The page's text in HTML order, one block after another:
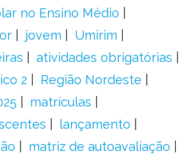
no Ensino Médio
jovem
Umirim
atividades obrigatórias
2
Região Nordeste
matrículas
lançamento
matriz de autoavaliação